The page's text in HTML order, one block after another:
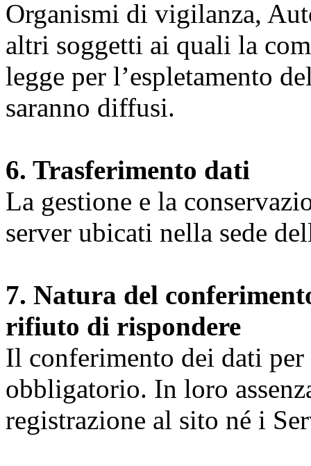
Organismi di vigilanza,
altri soggetti ai quali la
legge per l’espletamento
saranno diffusi.
6. Trasferimento dati
La gestione e la
server ubicati nella sede
7. Natura del
rifiuto di rispondere
Il conferimento dei dati
obbligatorio. In loro
registrazione al sito né i